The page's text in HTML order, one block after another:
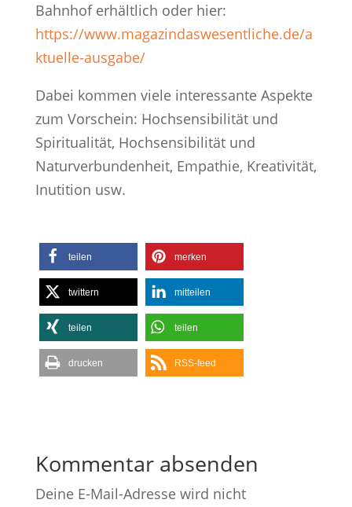
Bahnhof erhältlich oder hier:
https://www.magazindaswesentliche.de/a
ktuelle-ausgabe/
Dabei kommen viele interessante Aspekte
zum Vorschein: Hochsensibilität und
Spiritualität, Hochsensibilität und
Naturverbundenheit, Empathie, Kreativität,
Inutition usw.
teilen merken
twittern mitteilen
teilen teilen
drucken RSS-feed
Kommentar absenden
Deine E-Mail-Adresse wird nicht